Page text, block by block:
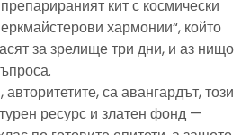
кит с космически
хармонии“, който
за зрелище три дни, и аз нищо
са авангардът, този
ресурс и златен фонд —